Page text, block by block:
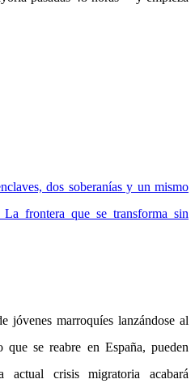
dos soberanías y un mismo
La frontera que se transforma sin
jóvenes marroquíes lanzándose al
se reabre en España, pueden
crisis migratoria acabará